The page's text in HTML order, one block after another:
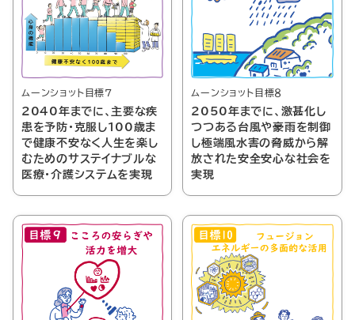
ムーンショット目標７
2040年までに、主要な疾
患を予防・克服し100歳ま
で健康不安なく人生を楽し
むためのサステイナブルな
医療・介護システムを実現
ムーンショット目標８
2050年までに、激甚化し
つつある台風や豪雨を制御
し極端風水害の脅威から解
放された安全安心な社会を
実現